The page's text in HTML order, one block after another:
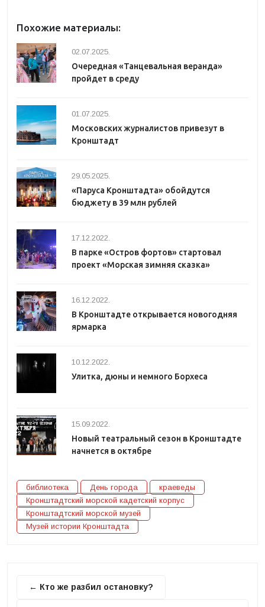
Похожие материалы:
02.07.2025.
Очередная «Танцевальная веранда»
пройдет в среду
01.07.2025.
Московских журналистов привезут в
Кронштадт
29.05.2025.
«Паруса Кронштадта» обойдутся
бюджету в 39 млн рублей
17.12.2022.
В парке «Остров фортов» стартовал
проект «Морская зимняя сказка»
16.12.2022.
В Кронштадте открывается новогодняя
ярмарка
10.12.2022.
Улитка, дюны и немного Борхеса
15.09.2022.
Новый театральный сезон в Кронштадте
начнется в октябре
библиотека День города
краеведы
Кронштадтский морской кадетский корпус
Кронштадтский морской музей
Музей истории Кронштадта
← Кто же разбил остановку?